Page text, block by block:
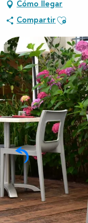
Cómo llegar
Compartir Ajouter